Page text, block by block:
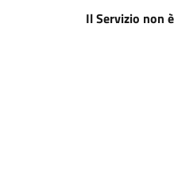
Il Servizio non